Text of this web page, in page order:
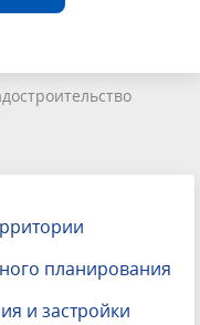
планирования
и застройки